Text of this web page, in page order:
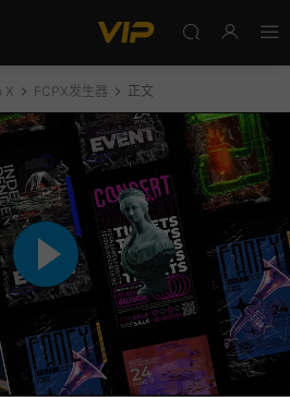
X FCPX发生器 正文